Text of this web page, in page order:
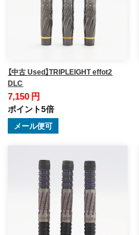
【中古 Used】TRIPLEIGHT effot2
DLC
7,150 円
ポイント5倍
メール便可